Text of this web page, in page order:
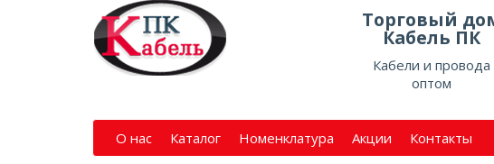
Торговый
Кабель ПК
Кабели и провода
оптом
О нас Каталог Номенклатура Акции Контакты